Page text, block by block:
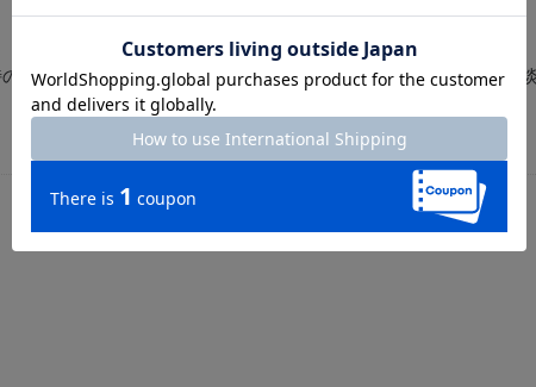
濃淡が生まれます。一つとして同じ模様は存在せず、異なる濃